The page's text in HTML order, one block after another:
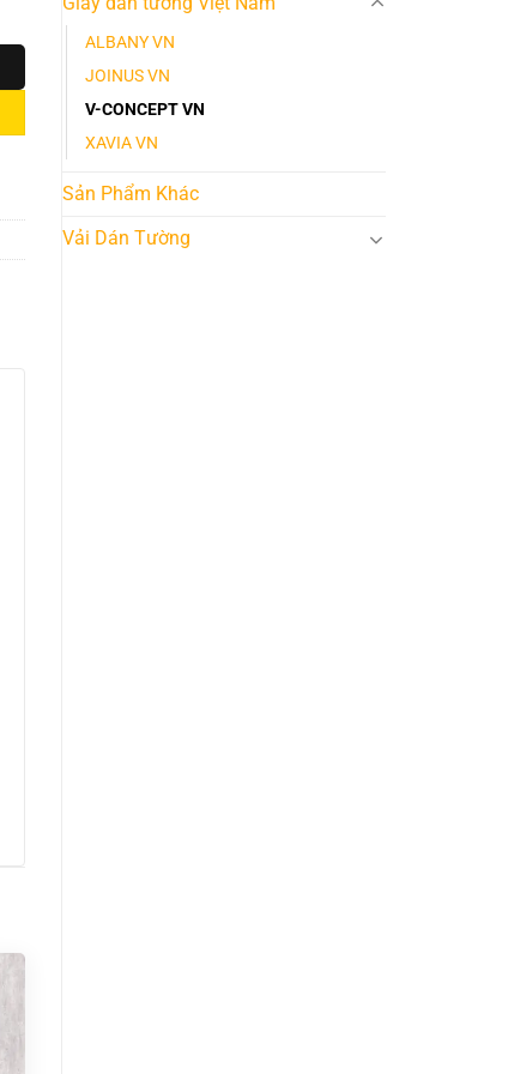
ALBANY VN
JOINUS VN
V-CONCEPT VN
XAVIA VN
Sản Phẩm Khác
Vải Dán Tường